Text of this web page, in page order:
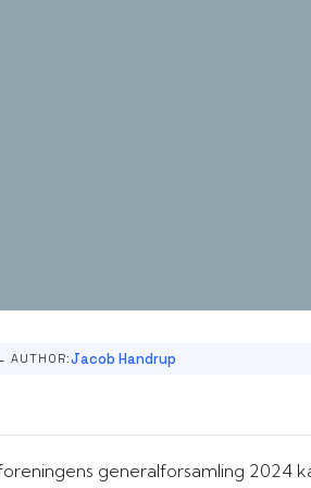
AUTHOR:Jacob Handrup
generalforsamling 2024